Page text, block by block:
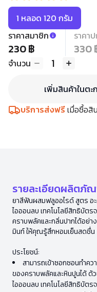
1 หลอด 120 กรัม
ราคาสมาชิก
230 ฿
ราคา
330
จำนวน 1
เพิ่มสินค้าในตะ
บริการส่งฟรีเมื่อซื้อสิ
รายละเอียดผลิตภั
ยาสีฟันผสมฟลูออไรด์ สูตร อ
ไอออนลบ เทคโนโลยีสิทธิบัต
คราบพลัคและกลิ่นปากได้อย่
มินท์ ให้คุณรู้สึกหอมเย็นสดชื่น
ประโยชน์:
สามารถเข้าซอกซอนทำคว
ของคราบพลัคและหินปูนได้ ด้
ไอออนลบ เทคโนโลยีสิทธิบัต